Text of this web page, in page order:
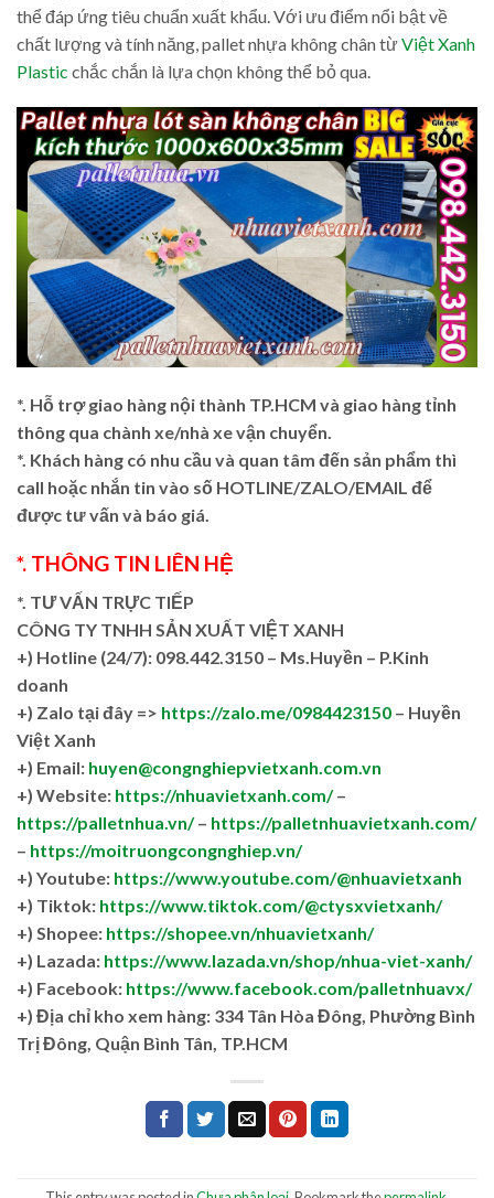
thể đáp ứng tiêu chuẩn xuất khẩu. Với ưu điểm nổi bật về
chất lượng và tính năng, pallet nhựa không chân từViệt Xanh
Plastic chắc chắn là lựa chọn không thể bỏ qua.
*. Hỗ trợ giao hàng nội thành TP.HCM và giao hàng tỉnh
thông qua chành xe/nhà xe vận chuyển.
*. Khách hàng có nhu cầu và quan tâm đến sản phẩm thì
call hoặc nhắn tin vào số HOTLINE/ZALO/EMAIL để
được tư vấn và báo giá.
*. THÔNG TIN LIÊN HỆ
*. TƯ VẤN TRỰC TIẾP
CÔNG TY TNHH SẢN XUẤT VIỆT XANH
+) Hotline (24/7): 098.442.3150 – Ms.Huyền – P.Kinh
doanh
+) Zalo tại đây => https://zalo.me/0984423150 – Huyền
Việt Xanh
+) Email: huyen@congnghiepvietxanh.com.vn
+) Website: https://nhuavietxanh.com/–
https://palletnhua.vn/– https://palletnhuavietxanh.com/
– https://moitruongcongnghiep.vn/
+) Youtube: https://www.youtube.com/@nhuavietxanh
+) Tiktok: https://www.tiktok.com/@ctysxvietxanh/
+) Shopee: https://shopee.vn/nhuavietxanh/
+) Lazada: https://www.lazada.vn/shop/nhua-viet-xanh/
+) Facebook: https://www.facebook.com/palletnhuavx/
+) Địa chỉ kho xem hàng: 334 Tân Hòa Đông, Phường Bình
Trị Đông, Quận Bình Tân, TP.HCM